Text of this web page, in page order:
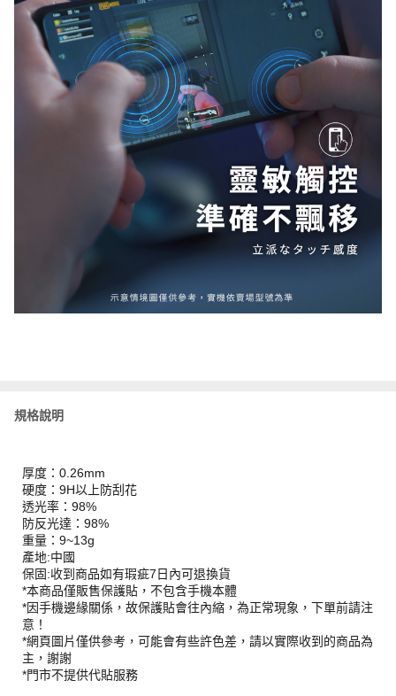
規格說明
厚度：0.26mm
硬度：9H以上防刮花
透光率：98%
防反光達：98%
重量：9~13g
產地:中國
保固:收到商品如有瑕疵7日內可退換貨
*本商品僅販售保護貼，不包含手機本體
*因手機邊緣關係，故保護貼會往內縮，為正常現象，下單前請注
意！
*網頁圖片僅供參考，可能會有些許色差，請以實際收到的商品為
主，謝謝
*門市不提供代貼服務